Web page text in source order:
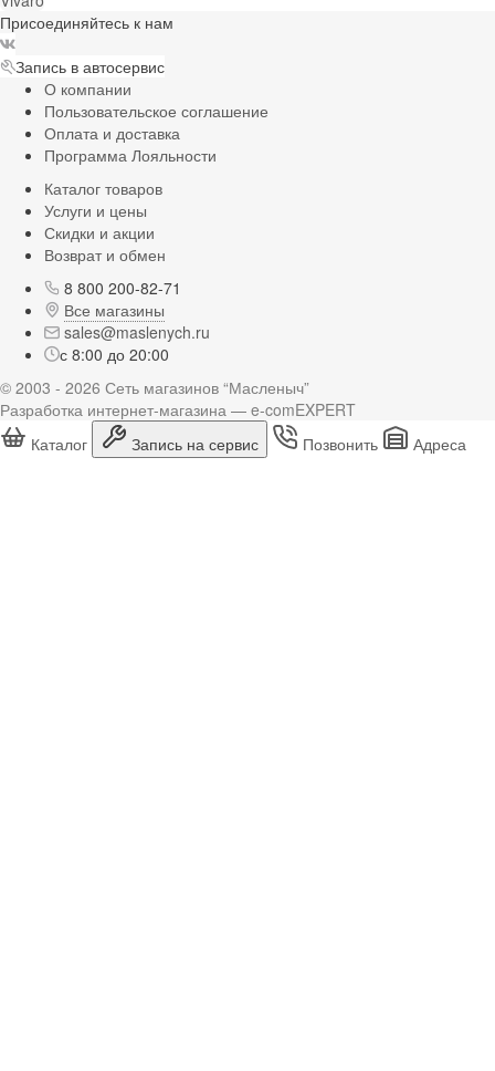
Присоединяйтесь к нам
Запись в автосервис
О компании
Пользовательское соглашение
Оплата и доставка
Программа Лояльности
Каталог товаров
Услуги и цены
Скидки и акции
Возврат и обмен
8 800 200-82-71
Все магазины
sales@maslenych.ru
с 8:00 до 20:00
© 2003 - 2026 Сеть магазинов “Масленыч”
Разработка интернет-магазина — e-comEXPERT
Каталог
Запись на сервис Позвонить Адреса